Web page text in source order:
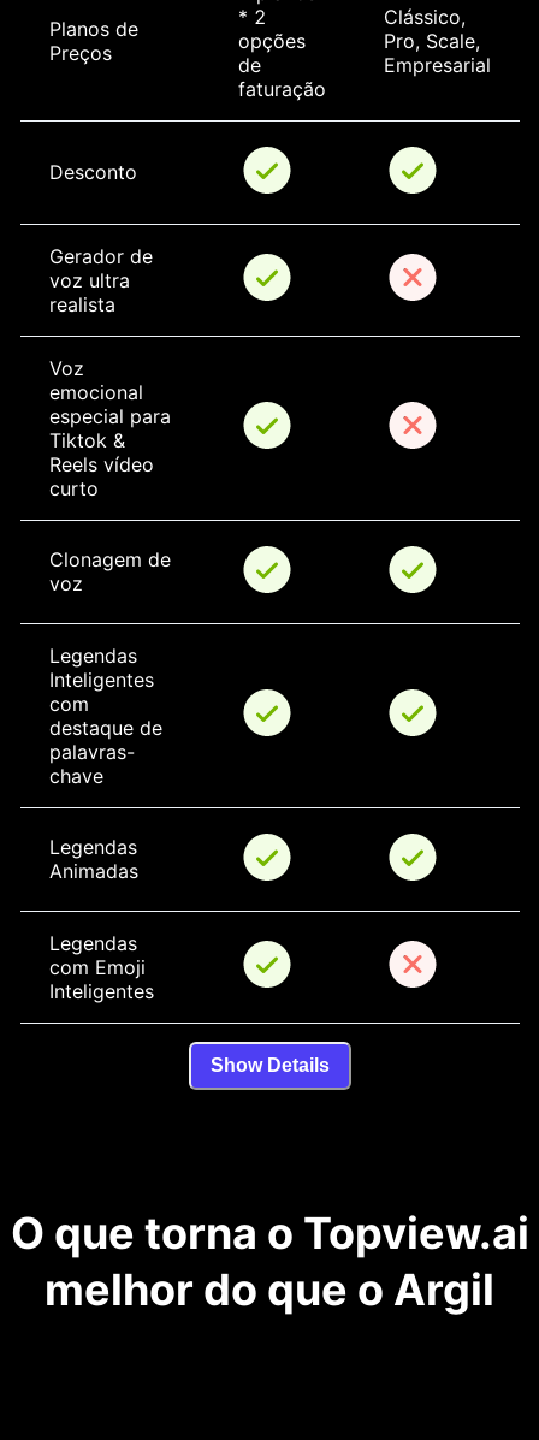
Planos de
Preços
* 2
opções
de
faturação
Clássico,
Pro, Scale,
Empresarial
Desconto
Gerador de
voz ultra
realista
Voz
emocional
especial para
Tiktok &
Reels vídeo
curto
Clonagem de
voz
Legendas
Inteligentes
com
destaque de
palavras-
chave
Legendas
Animadas
Legendas
com Emoji
Inteligentes
Show Details
O que torna o Topview.ai
melhor do que o Argil